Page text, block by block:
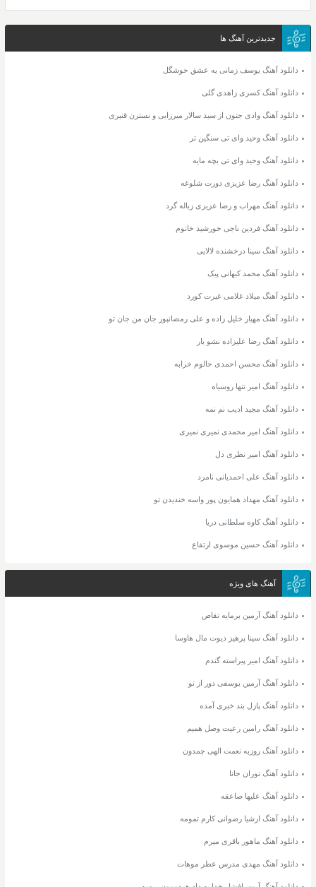
جدیدترین آهنگ ها
دانلود آهنگ یوسف زمانی یه عشق خوشگل
دانلود آهنگ کسری زاهدی گلی
دانلود آهنگ وادی جنون از سید سالار میرزایی و نسترن قنبری
دانلود آهنگ وحید وای تی سنگین تر
دانلود آهنگ وحید وای تی بچه مایه
دانلود آهنگ رضا عزیزی دورت شلوغه
دانلود آهنگ مهراب و رضا عزیزی زباله گرد
دانلود آهنگ فردین ناجی خورشید خانوم
دانلود آهنگ سینا درخشنده لالایی
دانلود آهنگ محمد کیهانی پیک
دانلود آهنگ میلاد غلامی غیرت کورد
دانلود آهنگ مهیار خلیل زاده و علی رمضانپور جان من جان تو
دانلود آهنگ رضا علیزاده نشو یار
دانلود آهنگ محسن احمدی حالوم خرابه
دانلود آهنگ امیر تنها روسیاه
دانلود آهنگ مجید ادیب نم نمه
دانلود آهنگ امیر محمدی نمیری نمیری
دانلود آهنگ امیر نظری دل
دانلود آهنگ علی احمدیانی نامرد
دانلود آهنگ مهداد همایون پور واسه خندیدن تو
دانلود آهنگ کاوه سلطانی دریا
دانلود آهنگ حسین موسوی ارتفاع
آهنگ های ویژه
دانلود آهنگ آرمین برمایه تقاص
دانلود آهنگ سینا پرهیز دیوت مال هاوسا
دانلود آهنگ امیر پیراسته گندم
دانلود آهنگ آرمین یوسفی دور از تو
دانلود آهنگ پازل بند خبری آمده
دانلود آهنگ رامین رعیت وصل همیم
دانلود آهنگ روزبه نعمت الهی چمدون
دانلود آهنگ نوران جانا
دانلود آهنگ علیها صاعقه
دانلود آهنگ ارشیا رضوانی کارم تمومه
دانلود آهنگ ماهور باقری میرم
دانلود آهنگ مهدی مدرس عطر موهات